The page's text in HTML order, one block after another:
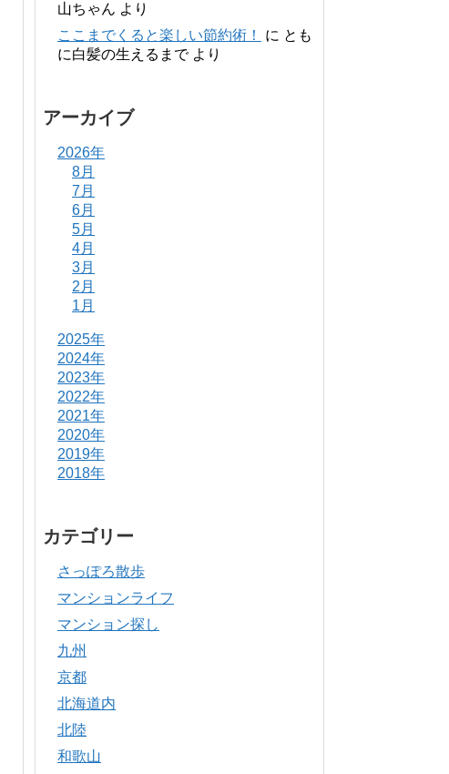
山ちゃん より
ここまでくると楽しい節約術！
に とも
に白髪の生えるまでより
アーカイブ
2026年
8月
7月
6月
5月
4月
3月
2月
1月
2025年
2024年
2023年
2022年
2021年
2020年
2019年
2018年
カテゴリー
さっぽろ散歩
マンションライフ
マンション探し
九州
京都
北海道内
北陸
和歌山